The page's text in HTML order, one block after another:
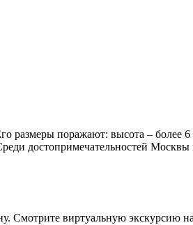
размеры поражают: высота –
достопримечательностей
виртуальную экскурсию